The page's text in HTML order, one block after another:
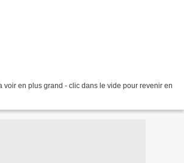
voir en plus grand - clic dans le vide pour revenir en